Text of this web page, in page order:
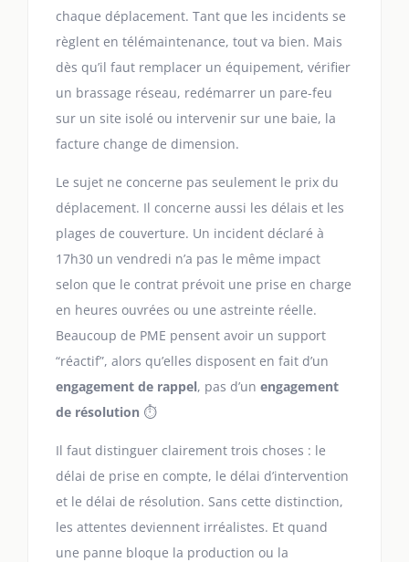
chaque déplacement. Tant que les incidents se
règlent en télémaintenance, tout va bien. Mais
dès qu’il faut remplacer un équipement, vérifier
un brassage réseau, redémarrer un pare-feu
sur un site isolé ou intervenir sur une baie, la
facture change de dimension.
Le sujet ne concerne pas seulement le prix du
déplacement. Il concerne aussi les délais et les
plages de couverture. Un incident déclaré à
17h30 un vendredi n’a pas le même impact
selon que le contrat prévoit une prise en charge
en heures ouvrées ou une astreinte réelle.
Beaucoup de PME pensent avoir un support
“réactif”, alors qu’elles disposent en fait d’un
engagement de rappel, pas d’un engagement
de résolution ⏱️
Il faut distinguer clairement trois choses : le
délai de prise en compte, le délai d’intervention
et le délai de résolution. Sans cette distinction,
les attentes deviennent irréalistes. Et quand
une panne bloque la production ou la